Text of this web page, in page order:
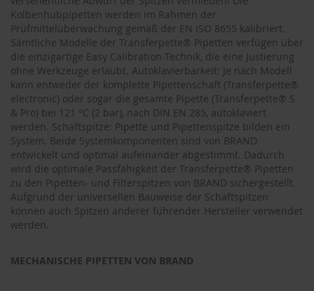
Kolbenhubpipetten werden im Rahmen der
Prüfmittelüberwachung gemäß der EN ISO 8655 kalibriert.
Sämtliche Modelle der Transferpette® Pipetten verfügen über
die einzigartige Easy Calibration-Technik, die eine Justierung
ohne Werkzeuge erlaubt. Autoklavierbarkeit: Je nach Modell
kann entweder der komplette Pipettenschaft (Transferpette®
electronic) oder sogar die gesamte Pipette (Transferpette® S
& Pro) bei 121 °C (2 bar), nach DIN EN 285, autoklaviert
werden. Schaftspitze: Pipette und Pipettenspitze bilden ein
System. Beide Systemkomponenten sind von BRAND
entwickelt und optimal aufeinander abgestimmt. Dadurch
wird die optimale Passfähigkeit der Transferpette® Pipetten
zu den Pipetten- und Filterspitzen von BRAND sichergestellt.
Aufgrund der universellen Bauweise der Schaftspitzen
können auch Spitzen anderer führender Hersteller verwendet
werden.
MECHANISCHE PIPETTEN VON BRAND